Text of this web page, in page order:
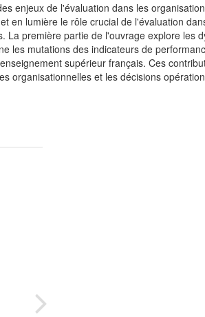
enjeux de l'évaluation dans les
en lumière le rôle crucial de l'évaluation
première partie de l'ouvrage explore les
les mutations des indicateurs de
supérieur français. Ces
organisationnelles et les décisions